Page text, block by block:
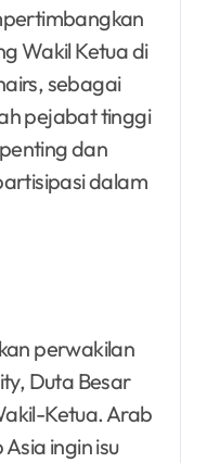
Wakil Ketua di
sebagai
pejabat tinggi
dan
dalam
perwakilan
Duta Besar
Ketua. Arab
ingin isu